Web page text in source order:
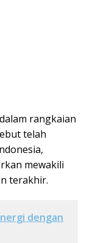
rangkaian
telah
mewakili
terakhir.
dengan